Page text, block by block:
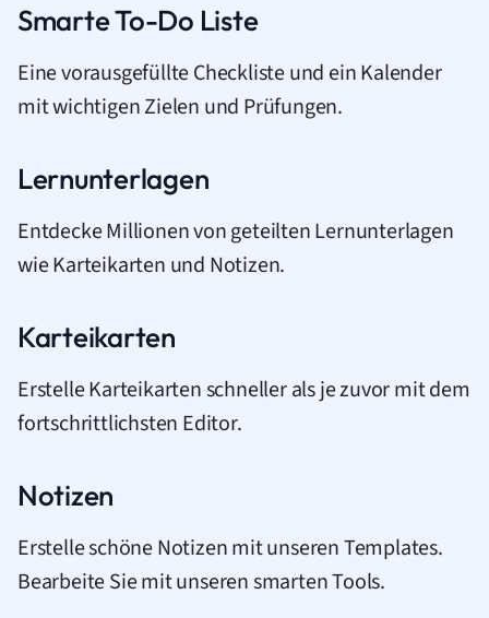
Smarte To-Do Liste
Eine vorausgefüllte Checkliste und ein Kalender
mit wichtigen Zielen und Prüfungen.
Lernunterlagen
Entdecke Millionen von geteilten Lernunterlagen
wie Karteikarten und Notizen.
Karteikarten
Erstelle Karteikarten schneller als je zuvor mit dem
fortschrittlichsten Editor.
Notizen
Erstelle schöne Notizen mit unseren Templates.
Bearbeite Sie mit unseren smarten Tools.